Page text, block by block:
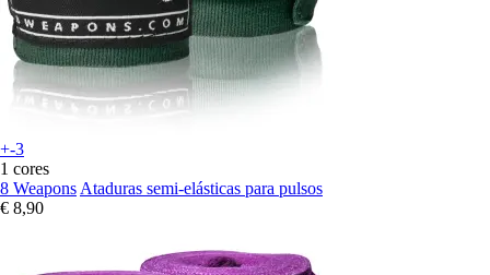
+-3
1 cores
8 Weapons Ataduras semi-elásticas para pulsos
€ 8,90